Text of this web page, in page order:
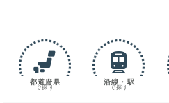
都道府県
で探す
沿線・駅
で探す